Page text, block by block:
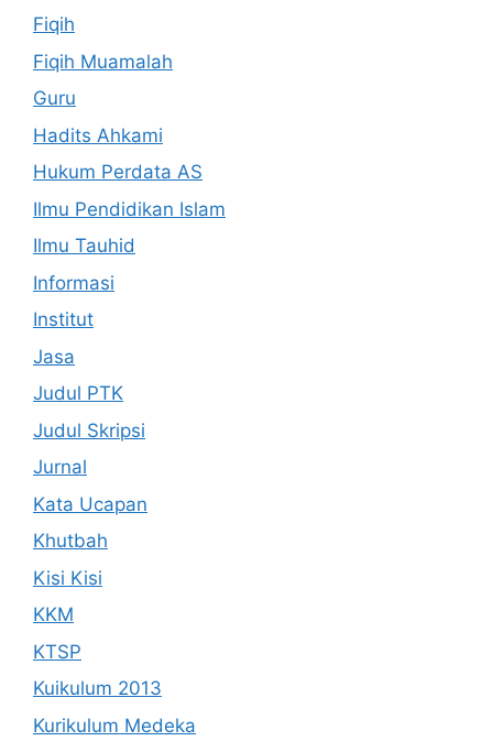
Fiqih
Fiqih Muamalah
Guru
Hadits Ahkami
Hukum Perdata AS
Ilmu Pendidikan Islam
Ilmu Tauhid
Informasi
Institut
Jasa
Judul PTK
Judul Skripsi
Jurnal
Kata Ucapan
Khutbah
Kisi Kisi
KKM
KTSP
Kuikulum 2013
Kurikulum Medeka